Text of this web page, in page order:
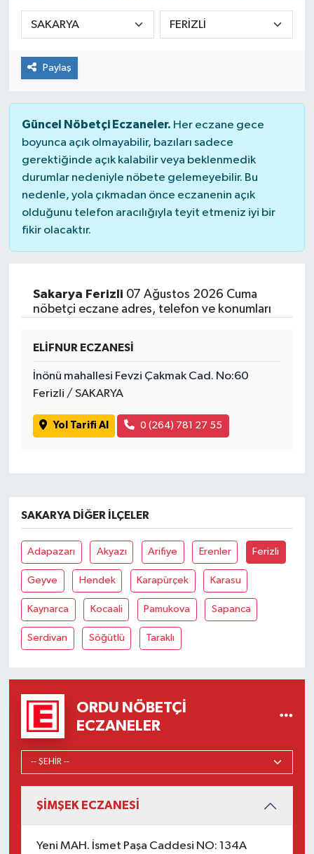
Paylaş
Güncel Nöbetçi Eczaneler. Her eczane gece
boyunca açık olmayabilir, bazıları sadece
gerektiğinde açık kalabilir veya beklenmedik
durumlar nedeniyle nöbete gelemeyebilir. Bu
nedenle, yola çıkmadan önce eczanenin açık
olduğunu telefon aracılığıyla teyit etmeniz iyi bir
fikir olacaktır.
Sakarya Ferizli 07 Ağustos 2026 Cuma
nöbetçi eczane adres, telefon ve konumları
ELİFNUR ECZANESİ
İnönü mahallesi Fevzi Çakmak Cad. No:60
Ferizli / SAKARYA
Yol Tarifi Al 0 (264) 781 27 55
SAKARYA DIĞER İLÇELER
Adapazarı Akyazı Arifiye Erenler Ferizli
Geyve Hendek Karapürçek Karasu
Kaynarca Kocaali Pamukova Sapanca
Serdivan Söğütlü Taraklı
ORDU NÖBETÇI
ECZANELER
ŞİMŞEK ECZANESİ
Yeni MAH. İsmet Paşa Caddesi NO: 134A
KADIN
KULTUR-SANAT
MEDYA
OTOMOBİL
ÖZEL HABER
SAĞLIK
SPOR
TARIM
TEKNOLOJİ
YAŞAM